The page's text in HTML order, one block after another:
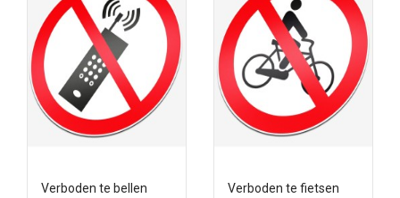
Verboden te bellen Verboden te fietsen